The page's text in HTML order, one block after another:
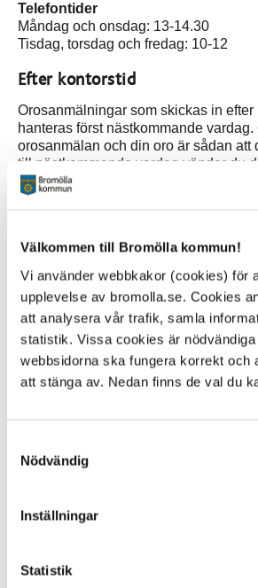
Välkommen till Bromölla kommun!
Vi använder webbkakor (cookies) för
upplevelse av bromolla.se. Cookies
att analysera vår trafik, samla
statistik. Vissa cookies är
webbsidorna ska fungera korrekt och
att stänga av. Nedan finns de val du
Nödvändig
Inställningar
Statistik
Telefontider
Måndag och onsdag: 13-14.30
Tisdag, torsdag och fredag: 10-12
Efter kontorstid
Orosanmälningar som skickas in
hanteras först nästkommande
orosanmälan och din oro är sådan att
till nästkommande vardag vänder du
jouren. Sociala jouren nås på
58.
E-tjänst
Här kan du anmäla om du
eller en ungdom far illa.
Oro att barn far illa - anmälan